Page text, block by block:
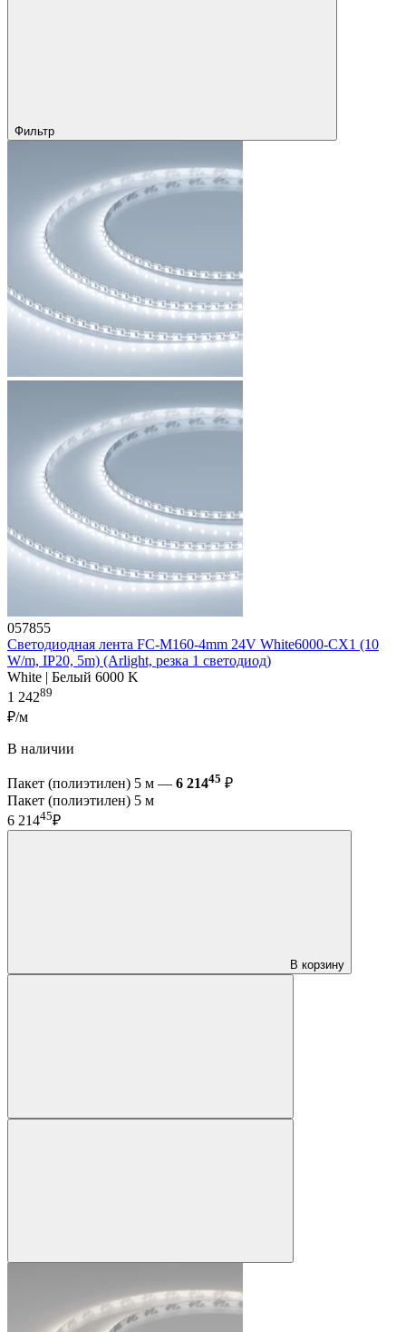
Фильтр
057855
Светодиодная лента FC-M160-4mm 24V White6000-CX1 (10
W/m, IP20, 5m) (Arlight, резка 1 светодиод)
White | Белый 6000 K
1 24289
₽/м
В наличии
Пакет (полиэтилен) 5 м — 6 21445 ₽
Пакет (полиэтилен) 5 м
6 21445₽
В корзину